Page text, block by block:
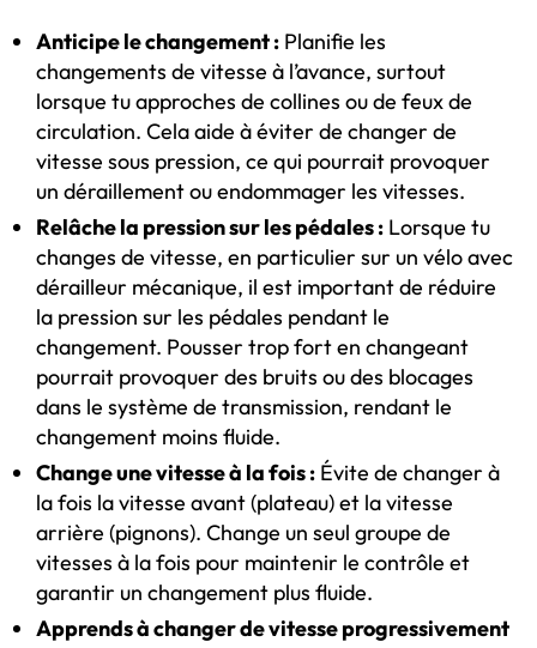
Anticipe le changement : Planifie les
changements de vitesse à l’avance, surtout
lorsque tu approches de collines ou de feux de
circulation. Cela aide à éviter de changer de
vitesse sous pression, ce qui pourrait provoquer
un déraillement ou endommager les vitesses.
Relâche la pression sur les pédales : Lorsque tu
changes de vitesse, en particulier sur un vélo avec
dérailleur mécanique, il est important de réduire
la pression sur les pédales pendant le
changement. Pousser trop fort en changeant
pourrait provoquer des bruits ou des blocages
dans le système de transmission, rendant le
changement moins fluide.
Change une vitesse à la fois : Évite de changer à
la fois la vitesse avant (plateau) et la vitesse
arrière (pignons). Change un seul groupe de
vitesses à la fois pour maintenir le contrôle et
garantir un changement plus fluide.
Apprends à changer de vitesse progressivement